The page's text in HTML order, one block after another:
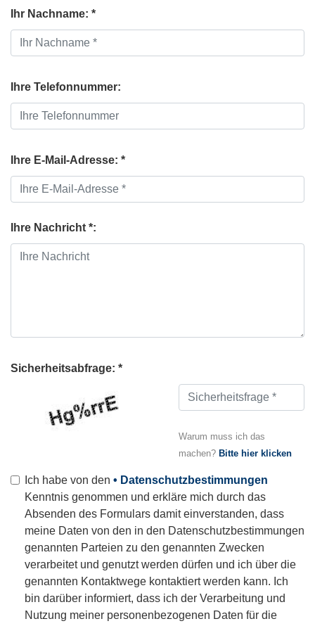
Ihr Nachname: *
Ihre Telefonnummer:
Ihre E-Mail-Adresse: *
Ihre Nachricht *:
Sicherheitsabfrage: *
Warum muss ich das
machen? Bitte hier klicken
Ich habe von den • Datenschutzbestimmungen
Kenntnis genommen und erkläre mich durch das
Absenden des Formulars damit einverstanden, dass
meine Daten von den in den Datenschutzbestimmungen
genannten Parteien zu den genannten Zwecken
verarbeitet und genutzt werden dürfen und ich über die
genannten Kontaktwege kontaktiert werden kann. Ich
bin darüber informiert, dass ich der Verarbeitung und
Nutzung meiner personenbezogenen Daten für die